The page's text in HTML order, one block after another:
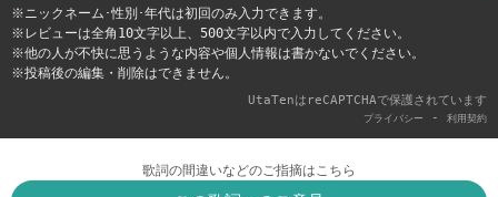
※ニックネーム･性別･年代は初回のみ入力できます。
※レビューは全角10文字以上、500文字以内で入力してください。
※他の人が不快に思うような内容や個人情報は書かないでください。
※投稿後の編集・削除はできません。
UtaTenはreCAPTCHAで保護されています
プライバシー - 利用契約
歌詞の間違いなどのご指摘はこちら